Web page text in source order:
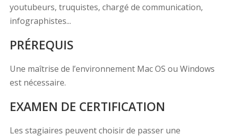
youtubeurs, truquistes, chargé de communication,
infographistes...
PRÉREQUIS
Une maîtrise de l’environnement Mac OS ou Windows
est nécessaire.
EXAMEN DE CERTIFICATION
Les stagiaires peuvent choisir de passer une